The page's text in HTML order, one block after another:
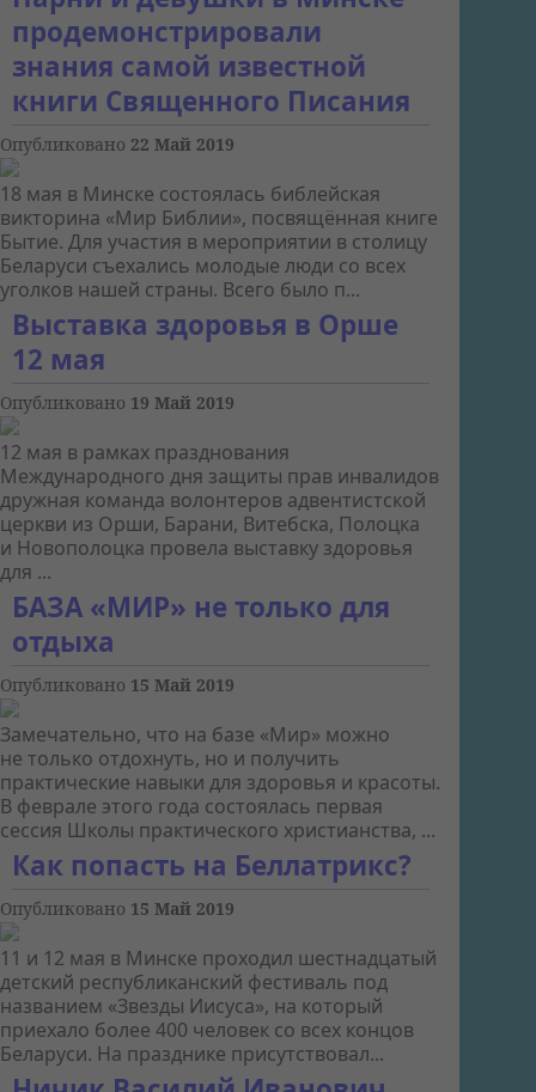
продемонстрировали
знания самой известной
книги Священного Писания
Опубликовано 22 Май 2019
18 мая в Минске состоялась библейская
викторина «Мир Библии», посвящённая книге
Бытие. Для участия в мероприятии в столицу
Беларуси съехались молодые люди со всех
уголков нашей страны. Всего было п...
Выставка здоровья в Орше
12 мая
Опубликовано 19 Май 2019
12 мая в рамках празднования
Международного дня защиты прав инвалидов
дружная команда волонтеров адвентистской
церкви из Орши, Барани, Витебска, Полоцка
и Новополоцка провела выставку здоровья
для ...
БАЗА «МИР» не только для
отдыха
Опубликовано 15 Май 2019
Замечательно, что на базе «Мир» можно
не только отдохнуть, но и получить
практические навыки для здоровья и красоты.
В феврале этого года состоялась первая
сессия Школы практического христианства, ...
Как попасть на Беллатрикс?
Опубликовано 15 Май 2019
11 и 12 мая в Минске проходил шестнадцатый
детский республиканский фестиваль под
названием «Звезды Иисуса», на который
приехало более 400 человек со всех концов
Беларуси. На празднике присутствовал...